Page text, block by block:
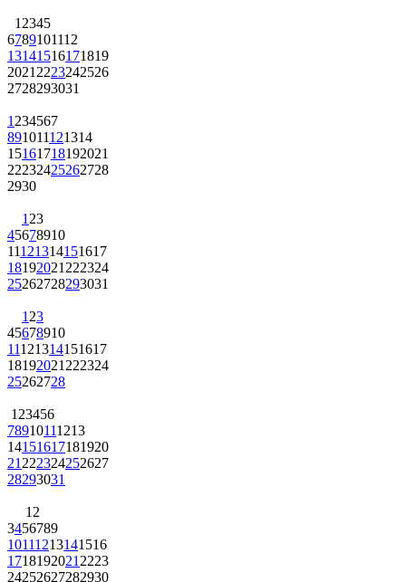
1 2345
6789101112
13141516171819
2021 2223242526
2728293031
1 234567
891011121314
15161718192021
22232425262728
2930
1 23
45678910
11121314151617
18192021 222324
25262728293031
1 23
45678910
11121314151617
18192021 222324
25262728
1 23456
78910111213
14151617181920
21 222324252627
28293031
1 2
3456789
10111213141516
1718192021 2223
24252627282930